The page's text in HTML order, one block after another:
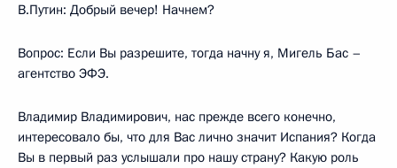
В.Путин: Добрый вечер! Начнем?
Вопрос: Если Вы разрешите, тогда начну я, Мигель Бас –
агентство ЭФЭ.
Владимир Владимирович, нас прежде всего конечно,
интересовало бы, что для Вас лично значит Испания? Когда
Вы в первый раз услышали про нашу страну? Какую роль